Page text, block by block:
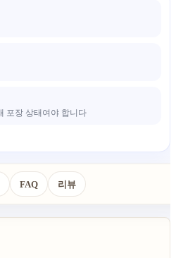
포장 상태여야 합니다
FAQ 리뷰